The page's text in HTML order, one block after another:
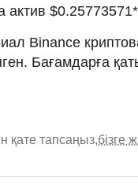
актив
Binance
Бағамдарға
қате тапсаңыз,бізге